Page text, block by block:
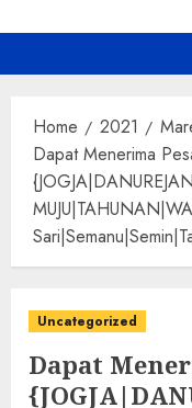
Home 2021
Dapat Menerima
Uncategorized
Dapat